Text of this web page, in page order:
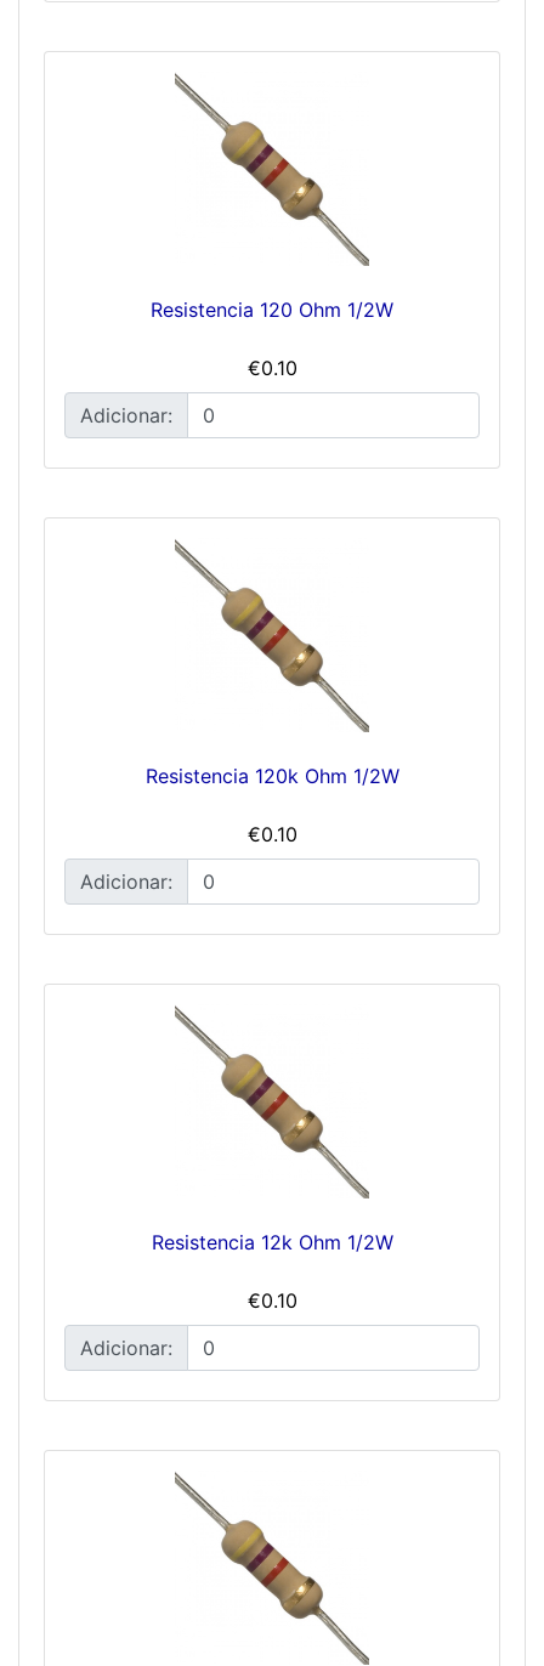
Resistencia 120 Ohm 1/2W
€0.10
Adicionar:
Resistencia 120k Ohm 1/2W
€0.10
Adicionar:
Resistencia 12k Ohm 1/2W
€0.10
Adicionar: